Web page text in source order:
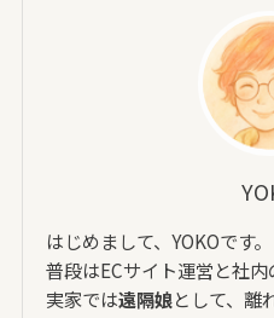
はじめまして、YOKOです。
普段はECサイト運営と社内
実家では遠隔娘として、離